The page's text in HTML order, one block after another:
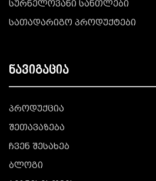
სურნელოვანი სანთლები
სათადარიგო პროდუქტები
ნავიგაცია
პროდუქცია
შეთავაზება
ჩვენ შესახებ
ბლოგი